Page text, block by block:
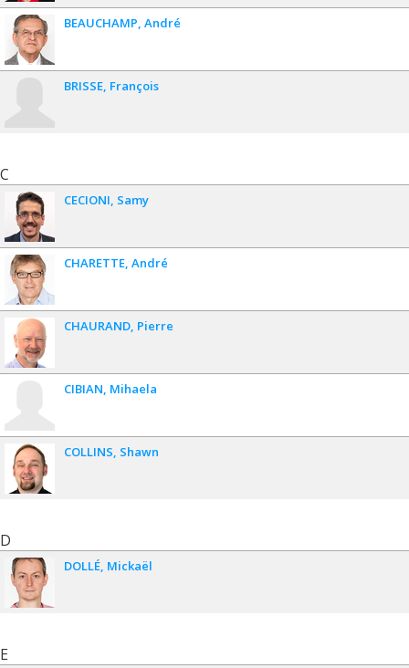
BEAUCHAMP André
BRISSE François
C
CECIONI Samy
CHARETTE André
CHAURAND Pierre
CIBIAN Mihaela
COLLINS Shawn
D
DOLLÉ Mickaël
E